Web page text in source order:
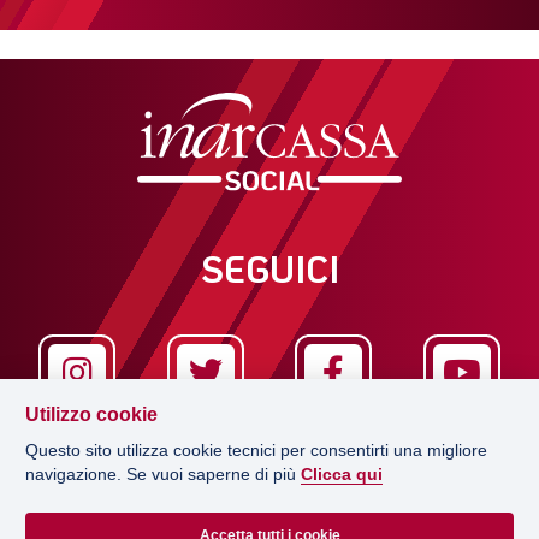
SEGUICI
Utilizzo cookie
Questo sito utilizza cookie tecnici per consentirti una migliore
navigazione. Se vuoi saperne di più Clicca qui